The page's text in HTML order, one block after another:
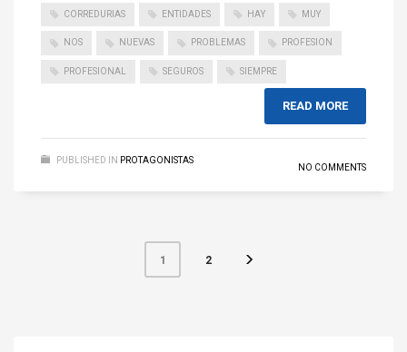
CORREDURIAS ENTIDADES HAY MUY
NOS NUEVAS PROBLEMAS PROFESION
PROFESIONAL SEGUROS SIEMPRE
READ MORE
PUBLISHED IN PROTAGONISTAS
NO COMMENTS
1 2